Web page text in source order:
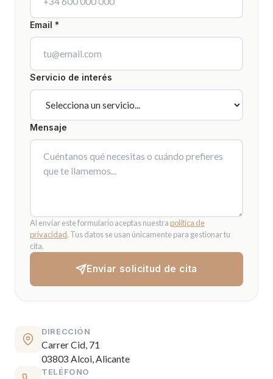
Email *
Servicio de interés
Mensaje
Al enviar este formulario aceptas nuestra política de
privacidad. Tus datos se usan únicamente para gestionar tu
cita.
Enviar solicitud de cita
DIRECCIÓN
Carrer Cid, 71
03803 Alcoi, Alicante
TELÉFONO